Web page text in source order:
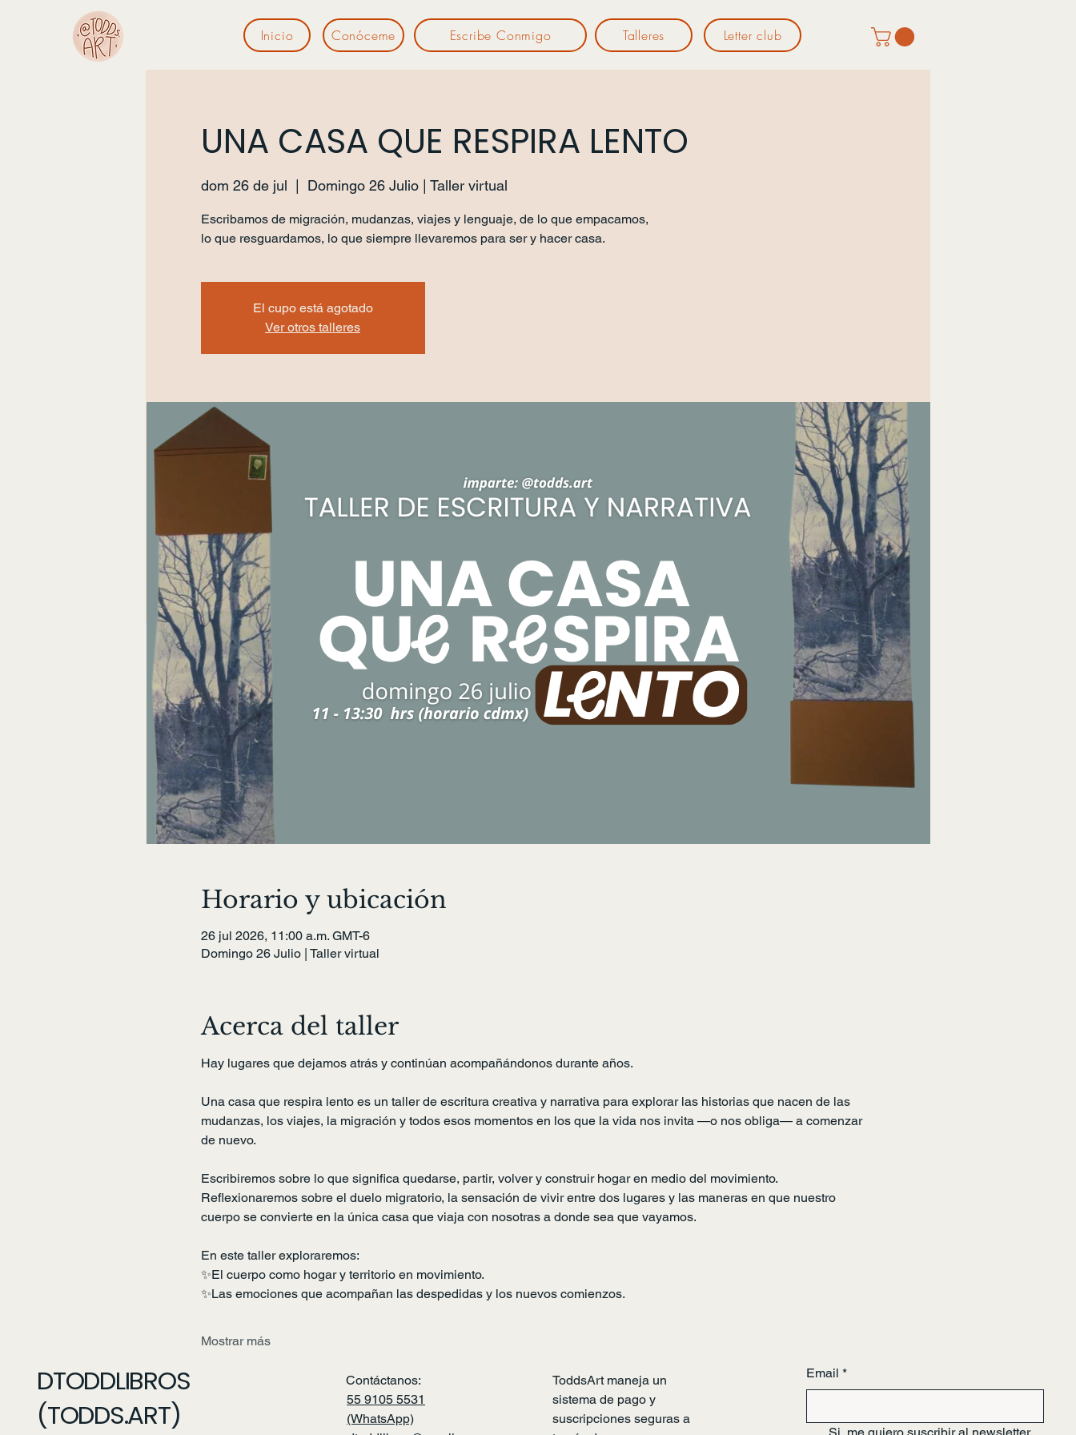
Inicio Conóceme Escribe Conmigo Talleres Letter club
UNA CASA QUE RESPIRA LENTO
dom 26 de jul Domingo 26 Julio | Taller virtual
Escribamos de migración, mudanzas, viajes y lenguaje, de lo que empacamos,
lo que resguardamos, lo que siempre llevaremos para ser y hacer casa.
El cupo está agotado
Ver otros talleres
Horario y ubicación
26 jul 2026, 11:00 a.m. GMT-6
Domingo 26 Julio | Taller virtual
Acerca del taller
Hay lugares que dejamos atrás y continúan acompañándonos durante años.
Una casa que respira lento es un taller de escritura creativa y narrativa para explorar las historias que nacen de las
mudanzas, los viajes, la migración y todos esos momentos en los que la vida nos invita —o nos obliga— a comenzar
de nuevo.
Escribiremos sobre lo que significa quedarse, partir, volver y construir hogar en medio del movimiento.
Reflexionaremos sobre el duelo migratorio, la sensación de vivir entre dos lugares y las maneras en que nuestro
cuerpo se convierte en la única casa que viaja con nosotras a donde sea que vayamos.
En este taller exploraremos:
✨El cuerpo como hogar y territorio en movimiento.
✨Las emociones que acompañan las despedidas y los nuevos comienzos.
Mostrar más
DTODDLIBROS
(TODDS.ART)
Contáctanos:
55 9105 5531
(WhatsApp)
ToddsArt maneja un
sistema de pago y
suscripciones seguras a
Email *